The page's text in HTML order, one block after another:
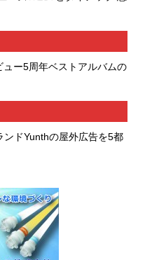
ュー5周年ベストアルバムの
ンドYunthの屋外広告を5都